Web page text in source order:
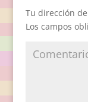
Tu dirección
Los campos